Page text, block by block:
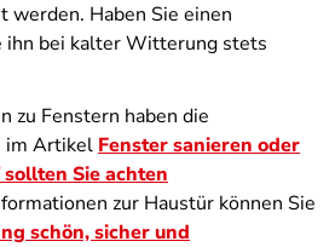
werden. Haben Sie einen
ihn bei kalter Witterung stets
zu Fenstern haben die
im Artikel Fenster sanieren oder
Sie achten
zur Haustür können Sie
schön, sicher und